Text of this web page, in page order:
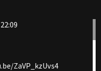
ZaVP_kzUvs4